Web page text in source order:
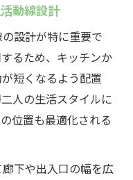
トな平屋の動線
トな平屋の空間設
クトな平屋の工夫
トな平屋の設計ポ
動線設計
設計が特に重要で
るため、キッチンか
短くなるよう配置
人の生活スタイルに
位置も最適化される
下や出入口の幅を広